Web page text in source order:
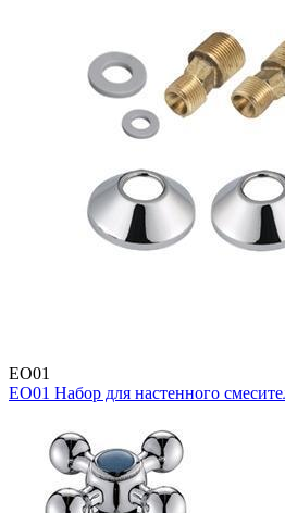
EO01
EO01 Набор для настенного